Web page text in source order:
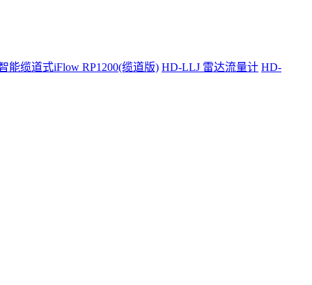
能缆道式iFlow RP1200(缆道版) HD-LLJ 雷达流量计 HD-